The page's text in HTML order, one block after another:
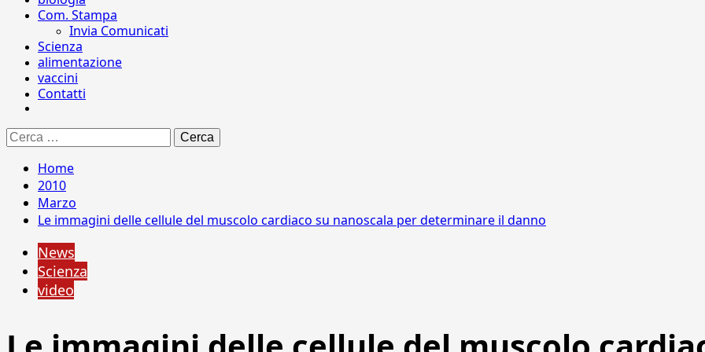
Com. Stampa
Invia Comunicati
Scienza
alimentazione
vaccini
Contatti
Ricerca
per:
Home
2010
Marzo
Le immagini delle cellule del muscolo cardiaco su nanoscala per determinare il danno
News
Scienza
video